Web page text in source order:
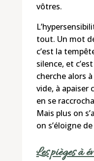
vôtres.
tout. Un mot
c’est la
silence, et
cherche alors
vide, à apaiser
en se
Mais plus on
on s’éloigne
Les pièges à